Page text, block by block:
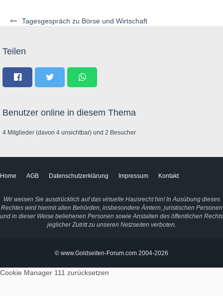
Tagesgespräch zu Börse und Wirtschaft
Teilen
Benutzer online in diesem Thema
4 Mitglieder (davon 4 unsichtbar) und 2 Besucher
Home AGB Datenschutzerklärung Impressum Kontakt
Wir weisen Sie ausdrücklich auf das virtuelle Hausrecht hin! In Ausübung dieses
Rechtes wird hiermit allen Behörden, insbesondere Ämtern, juristischen Personen
und in dieser Weise beliehenen Personen sowie Anstalten des öffentlichen Rechts
jeglicher Zutritt zu unseren Netzseiten verboten.
© www.Goldseiten-Forum.com 2004-2026
Cookie Manager 111 zurücksetzen